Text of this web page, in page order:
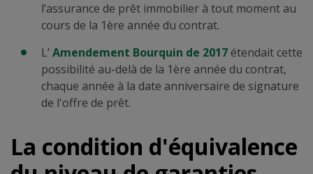
l’assurance de prêt immobilier à tout moment au
cours de la 1ère année du contrat.
L’Amendement Bourquin de 2017étendait cette
possibilité au-delà de la 1ère année du contrat,
chaque année à la date anniversaire de signature
de l'offre de prêt.
La condition d'équivalence